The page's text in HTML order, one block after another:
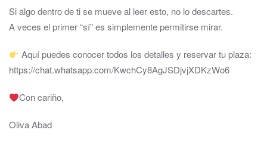
Si algo dentro de ti se mueve al leer esto, no lo descartes.
A veces el primer “sí” es simplemente permitirse mirar.
Aquí puedes conocer todos los detalles y reservar tu plaza:
https://chat.whatsapp.com/KwchCy8AgJSDjvjXDKzWo6
Con cariño,
Oliva Abad